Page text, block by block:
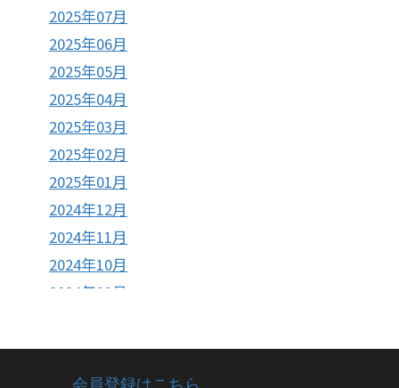
2025年07月
2025年06月
2025年05月
2025年04月
2025年03月
2025年02月
2025年01月
2024年12月
2024年11月
2024年10月
2024年09月
2024年07月
2024年06月
会員登録はこちら